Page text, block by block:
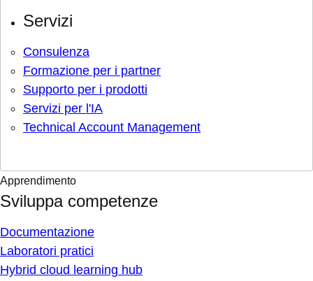
Servizi
Consulenza
Formazione per i partner
Supporto per i prodotti
Servizi per l'IA
Technical Account Management
Apprendimento
Sviluppa competenze
Documentazione
Laboratori pratici
Hybrid cloud learning hub